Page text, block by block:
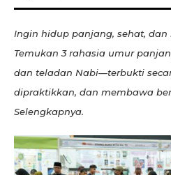
Ingin hidup panjang, sehat,
Temukan 3 rahasia umur
dan teladan Nabi—terbukti
dipraktikkan, dan membawa
Selengkapnya.